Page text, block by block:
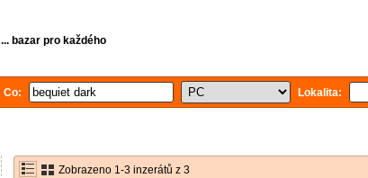
... bazar pro každého
Co: Lokalita:
Zobrazeno 1-3 inzerátů z 3